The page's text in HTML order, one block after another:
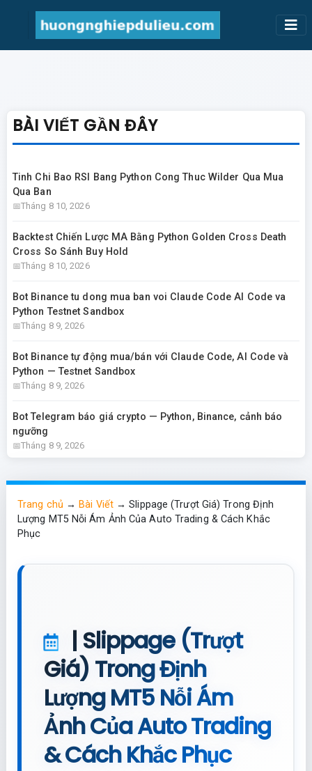
BÀI VIẾT GẦN ĐÂY
Tinh Chi Bao RSI Bang Python Cong Thuc Wilder Qua Mua
Qua Ban
Tháng 8 10, 2026
Backtest Chiến Lược MA Bằng Python Golden Cross Death
Cross So Sánh Buy Hold
Tháng 8 10, 2026
Bot Binance tu dong mua ban voi Claude Code AI Code va
Python Testnet Sandbox
Tháng 8 9, 2026
Bot Binance tự động mua/bán với Claude Code, AI Code và
Python — Testnet Sandbox
Tháng 8 9, 2026
Bot Telegram báo giá crypto — Python, Binance, cảnh báo
ngưỡng
Tháng 8 9, 2026
Trang chủ →Bài Viết→Slippage (Trượt Giá) Trong Định
Lượng MT5 Nỗi Ám Ảnh Của Auto Trading & Cách Khắc
Phục
| Slippage (Trượt
Giá) Trong Định
Lượng MT5 Nỗi Ám
Ảnh Của Auto Trading
& Cách Khắc Phục